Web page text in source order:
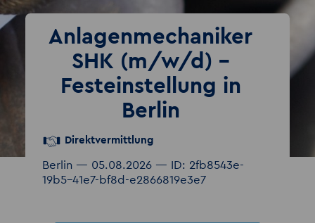
Anlagenmechaniker
SHK (m/w/d) –
Festeinstellung in
Berlin
Direktvermittlung
Berlin — 05.08.2026 — ID: 2fb8543e-
19b5-41e7-bf8d-e2866819e3e7